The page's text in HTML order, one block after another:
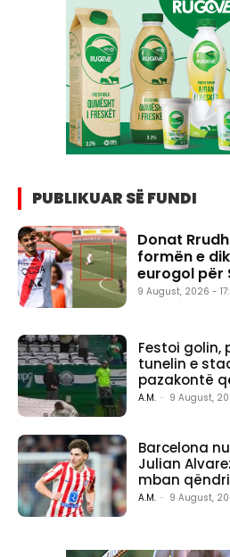
PUBLIKUAR SË FUNDI
Donat
formën e
eurogol për
9 August, 2026 -
Festoi golin,
tunelin e
pazakontë
A.M. - 9 August,
Barcelona
Julian
mban
A.M. - 9 August,